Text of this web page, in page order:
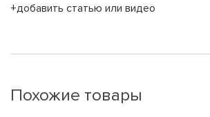
+добавить статью или видео
Похожие товары